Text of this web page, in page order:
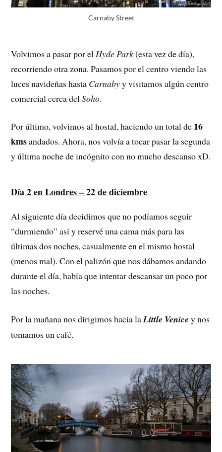
Carnaby Street
Volvimos a pasar por el Hyde Park(esta vez de día),
recorriendo otra zona. Pasamos por el centro viendo las
luces navideñas hasta Carnabyy visitamos algún centro
comercial cerca delSoho.
Por último, volvimos al hostal, haciendo un total de 16
kmsandados. Ahora, nos volvía a tocar pasar la segunda
y última noche de incógnito con no mucho descanso xD.
Día 2 en Londres – 22 de diciembre
Al siguiente día decidimos que no podíamos seguir
“durmiendo” así y reservé una cama más para las
últimas dos noches, casualmente en el mismo hostal
(menos mal). Con el palizón que nos dábamos andando
durante el día, había que intentar descansar un poco por
las noches.
Por la mañana nos dirigimos hacia laLittle Venice y nos
tomamos un café.